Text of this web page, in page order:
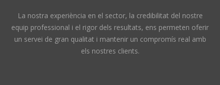
La nostra experiència en el sector, la credibilitat del nostre
equip professional i el rigor dels resultats, ens permeten oferir
un servei de gran qualitat i mantenir un compromís real amb
els nostres clients.